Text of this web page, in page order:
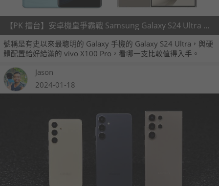
【PK 擂台】安卓機皇爭霸戰 Samsung Galaxy S24 Ultra V.S. vivo X100 Pro
號稱是有史以來最聰明的 Galaxy 手機的 Galaxy S24 Ultra，與硬
體配置給好給滿的 vivo X100 Pro，看哪一支比較值得入手。
Jason
2024-01-18